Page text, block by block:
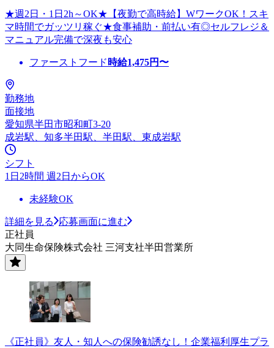
★週2日・1日2h～OK★【夜勤で高時給】WワークOK！スキ
マ時間でガッツリ稼ぐ★食事補助・前払い有◎セルフレジ＆
マニュアル完備で深夜も安心
ファーストフード 時給1,475円〜
勤務地
面接地
愛知県半田市昭和町3-20
成岩駅、知多半田駅、半田駅、東成岩駅
シフト
1日2時間 週2日からOK
未経験OK
詳細を見る
応募画面に進む
正社員
大同生命保険株式会社 三河支社半田営業所
《正社員》友人・知人への保険勧誘なし！企業福利厚生プラ